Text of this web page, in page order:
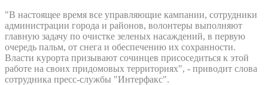
"В настоящее время все управляющие кампании, сотрудники
администрации города и районов, волонтеры выполняют
главную задачу по очистке зеленых насаждений, в первую
очередь пальм, от снега и обеспечению их сохранности.
Власти курорта призывают сочинцев присоседиться к этой
работе на своих придомовых территориях", - приводит слова
сотрудника пресс-службы "Интерфакс".